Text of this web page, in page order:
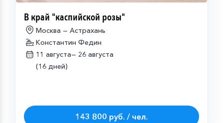
В край "каспийской розы"
Москва — Астрахань
Константин Федин
11 августа— 26 августа
(16 дней)
143 800 руб. / чел.